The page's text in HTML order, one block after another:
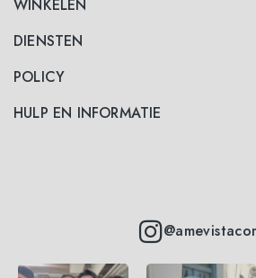
WINKELEN
DIENSTEN
POLICY
HULP EN INFORMATIE